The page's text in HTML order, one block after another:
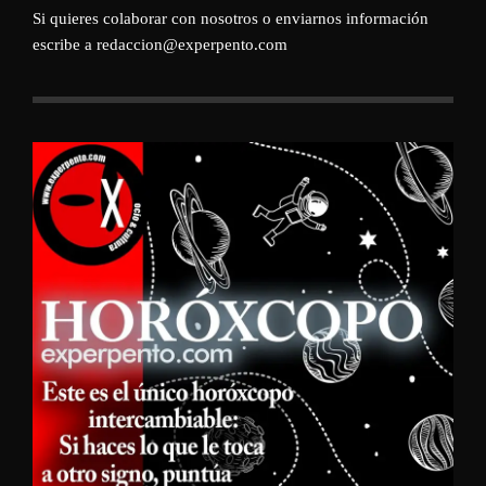
Si quieres colaborar con nosotros o enviarnos información
escribe a redaccion@experpento.com